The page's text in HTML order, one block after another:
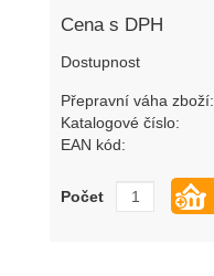
Cena s DPH
Dostupnost
Přepravní váha zboží:
Katalogové číslo:
EAN kód:
Počet